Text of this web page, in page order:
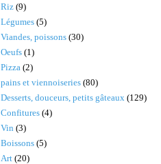
Riz (9)
Légumes (5)
Viandes, poissons (30)
Oeufs (1)
Pizza (2)
pains et viennoiseries (80)
Desserts, douceurs, petits gâteaux (129)
Confitures (4)
Vin (3)
Boissons (5)
Art (20)